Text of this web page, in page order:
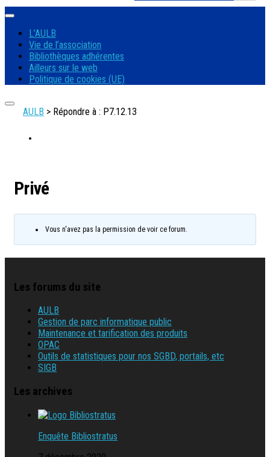
L’AULB
Vie de l’association
Bibliothèques adhérentes
Ailleurs sur le web
Politique de cookies (UE)
AULB > Répondre à : P7.12.13
Privé
Vous n'avez pas la permission de voir ce forum.
Les forums du site
AULB
Gestion de parc informatique public
Maintenance et tarification des produits
OPAC
Outils de statistiques pour nos SGBD, portails, etc
SIGB
Les archives
Enquête Bibliostratus